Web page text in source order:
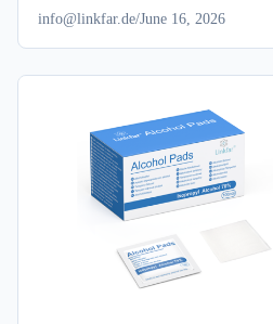
info@linkfar.de/June 16, 2026